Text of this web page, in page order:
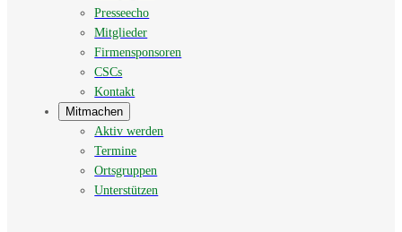
Presseecho
Mitglieder
Firmensponsoren
CSCs
Kontakt
Mitmachen
Aktiv werden
Termine
Ortsgruppen
Unterstützen